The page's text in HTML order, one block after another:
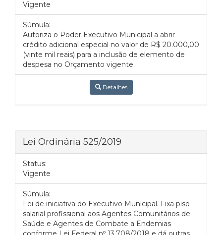
Vigente
Súmula:
Autoriza o Poder Executivo Municipal a abrir
crédito adicional especial no valor de R$ 20.000,00
(vinte mil reais) para a inclusão de elemento de
despesa no Orçamento vigente.
Detalhes
Lei Ordinária 525/2019
Status:
Vigente
Súmula:
Lei de iniciativa do Executivo Municipal. Fixa piso
salarial profissional aos Agentes Comunitários de
Saúde e Agentes de Combate a Endemias